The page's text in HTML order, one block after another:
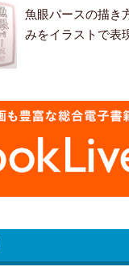
魚眼パースの描き
みをイラストで表